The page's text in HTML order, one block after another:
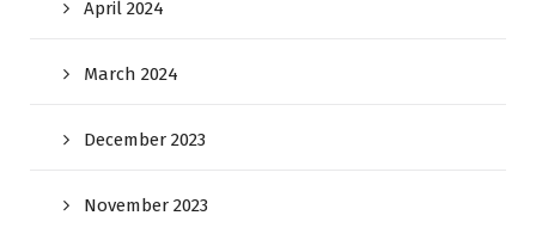
April 2024
March 2024
December 2023
November 2023